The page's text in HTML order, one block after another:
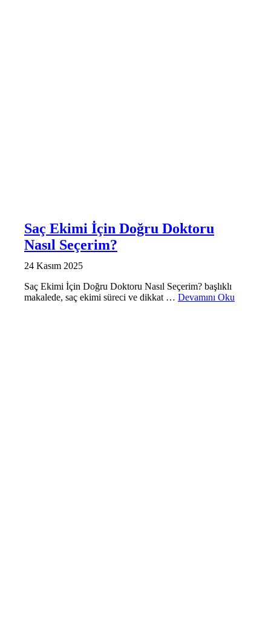
Saç Ekimi İçin Doğru Doktoru
Nasıl Seçerim?
24 Kasım 2025
Saç Ekimi İçin Doğru Doktoru Nasıl Seçerim? başlıklı
makalede, saç ekimi süreci ve dikkat … Devamını Oku